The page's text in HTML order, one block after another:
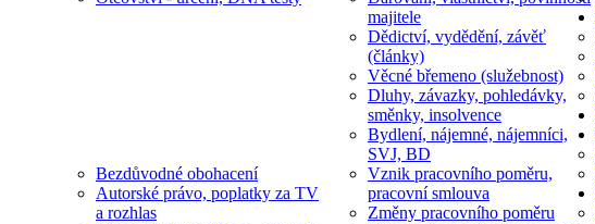
majitele
Dědictví, vydědění, závěť
(články)
Věcné břemeno (služebnost)
Dluhy, závazky, pohledávky,
směnky, insolvence
Bydlení, nájemné, nájemníci,
SVJ, BD
Bezdůvodné obohacení
Autorské právo, poplatky za TV
a rozhlas
Vznik pracovního poměru,
pracovní smlouva
Změny pracovního poměru